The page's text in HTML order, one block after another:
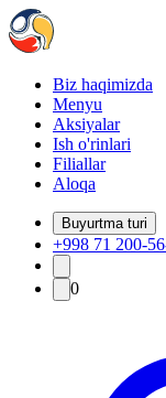
Biz haqimizda
Menyu
Aksiyalar
Ish o'rinlari
Filiallar
Aloqa
Buyurtma turi
+998 71 200-
0